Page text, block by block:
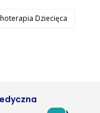
Dziecięca